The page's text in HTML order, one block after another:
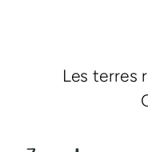
Les terres